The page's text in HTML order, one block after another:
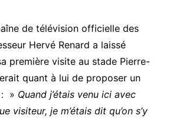
de télévision officielle des
Hervé Renard a laissé
première visite au stade Pierre-
quant à lui de proposer un
: » Quand j’étais venu ici avec
visiteur, je m’étais dit qu’on s’y